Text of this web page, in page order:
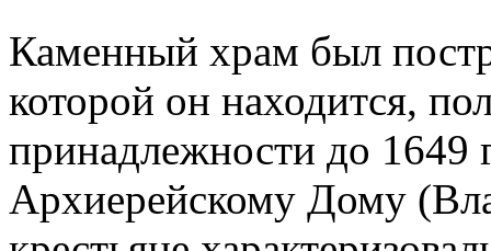
Каменный храм был
которой он находится,
принадлежности до 1649
Архиерейскому Дому